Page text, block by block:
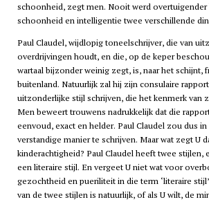
schoonheid, zegt men. Nooit werd overtuigender
schoonheid en intelligentie twee verschillende
Paul Claudel, wijdlopig toneelschrijver, die van
overdrijvingen houdt, en die, op de keper
wartaal bijzonder weinig zegt, is, naar het schijnt,
buitenland. Natuurlijk zal hij zijn consulaire
uitzonderlijke stijl schrijven, die het kenmerk van
Men beweert trouwens nadrukkelijk dat die
eenvoud, exact en helder. Paul Claudel zou dus
verstandige manier te schrijven. Maar wat zegt U
kinderachtigheid? Paul Claudel heeft twee stijlen,
een literaire stijl. En vergeet U niet wat voor
gezochtheid en pueriliteit in die term ‘literaire
van de twee stijlen is natuurlijk, of als U wilt, de